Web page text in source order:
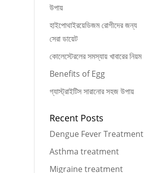
উপায়
হাইপোথাইরয়েডিজম রোগীদের জন্য
সেরা ডায়েট
কোলেস্টেরলের সমস্যায় খাবারের নিয়ম
Benefits of Egg
গ্যাস্ট্রাইটিস সারানোর সহজ উপায়
Recent Posts
Dengue Fever Treatment
Asthma treatment
Migraine treatment